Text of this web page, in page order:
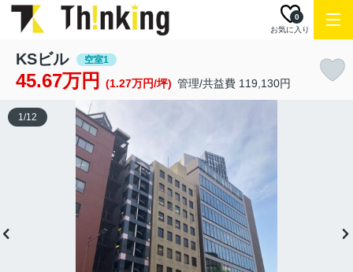
お気に入り
0
KSビル 空室1
45.67万円 (1.27万円/坪) 管理/共益費 119,130円
1/12